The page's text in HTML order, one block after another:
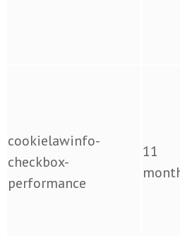
cookielawinfo-
checkbox-
performance
11